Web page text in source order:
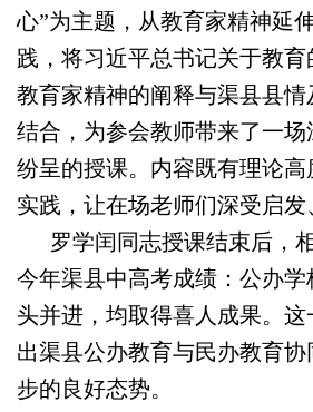
心”为主题，从教育家精神延
践，将习近平总书记关于教
教育家精神的阐释与渠县县
结合，为参会教师带来了一
纷呈的授课。内容既有理论
实践，让在场老师们深受启发
罗学闰同志授课结束后，
今年渠县中高考成绩：公办
头并进，均取得喜人成果。
出渠县公办教育与民办教育
步的良好态势。